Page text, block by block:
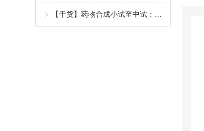
【干货】药物合成小试至中试：工艺研发与控制2